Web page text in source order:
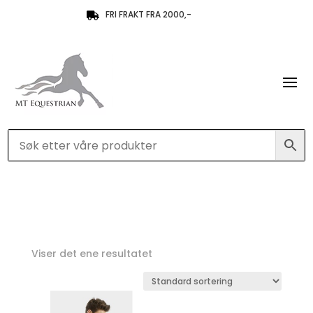
 FRI FRAKT FRA 2000,-
Viser det ene resultatet